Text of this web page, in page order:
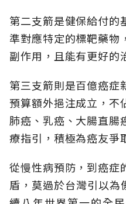
第二支箭是健保給付的
準對應特定的標靶藥物
副作用，且能有更好的
第三支箭則是百億癌症
預算額外挹注成立，不
肺癌、乳癌、大腸直腸
療指引，積極為癌友爭
從慢性病預防，到癌症
盾，莫過於台灣引以